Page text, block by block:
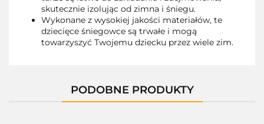
skutecznie izolując od zimna i śniegu.
Wykonane z wysokiej jakości materiałów, te
dziecięce śniegowce są trwałe i mogą
towarzyszyć Twojemu dziecku przez wiele zim.
PODOBNE PRODUKTY